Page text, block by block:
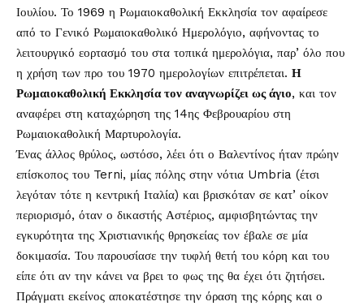
Ιουλίου. Το 1969 η Ρωμαιοκαθολική Εκκλησία τον αφαίρεσε
από το Γενικό Ρωμαιοκαθολικό Ημερολόγιο, αφήνοντας το
λειτουργικό εορτασμό του στα τοπικά ημερολόγια, παρ’ όλο που
η χρήση των προ του 1970 ημερολογίων επιτρέπεται. Η
Ρωμαιοκαθολική Εκκλησία τον αναγνωρίζει ως άγιο, και τον
αναφέρει στη καταχώρηση της 14ης Φεβρουαρίου στη
Ρωμαιοκαθολική Μαρτυρολογία.
Ένας άλλος θρύλος, ωστόσο, λέει ότι ο Βαλεντίνος ήταν πρώην
επίσκοπος του Terni, μίας πόλης στην νότια Umbria (έτσι
λεγόταν τότε η κεντρική Ιταλία) και βρισκόταν σε κατ’ οίκον
περιορισμό, όταν ο δικαστής Αστέριος, αμφισβητώντας την
εγκυρότητα της Χριστιανικής θρησκείας τον έβαλε σε μία
δοκιμασία. Του παρουσίασε την τυφλή θετή του κόρη και του
είπε ότι αν την κάνει να βρει το φως της θα έχει ότι ζητήσει.
Πράγματι εκείνος αποκατέστησε την όραση της κόρης και ο